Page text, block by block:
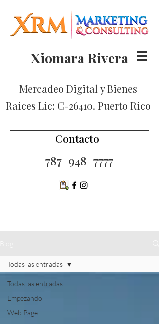
Xiomara Rivera
Mercadeo Digital y Bienes
Raices Lic: C-26410. Puerto Rico
Contacto
787-948-7777
Todas las entradas
Empezando
Web Page
Todas las entradas